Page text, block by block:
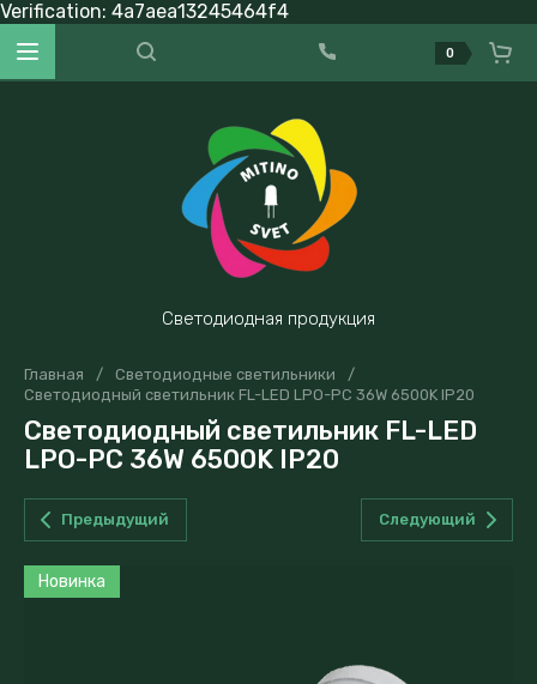
Verification: 4a7aea13245464f4
Светодиодная продукция
0
Главная / Светодиодные светильники
/
Светодиодный светильник FL-LED LPO-PC 36W 6500K IP20
Светодиодный светильник FL-LED
LPO-PC 36W 6500K IP20
Предыдущий Следующий
Новинка